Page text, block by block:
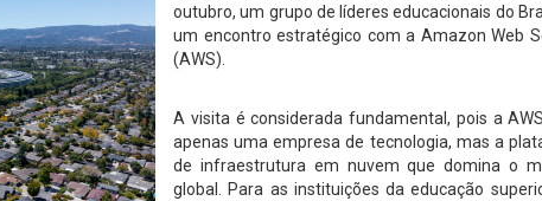
outubro, um grupo de líderes educacionais do
um encontro estratégico com a Amazon Web
(AWS).
A visita é considerada fundamental, pois a
apenas uma empresa de tecnologia, mas a
de infraestrutura em nuvem que domina o
global. Para as instituições da educação